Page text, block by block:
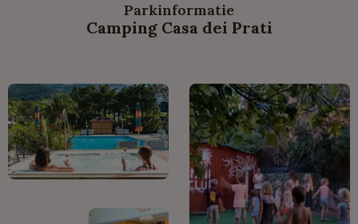
Parkinformatie
Camping Casa dei Prati